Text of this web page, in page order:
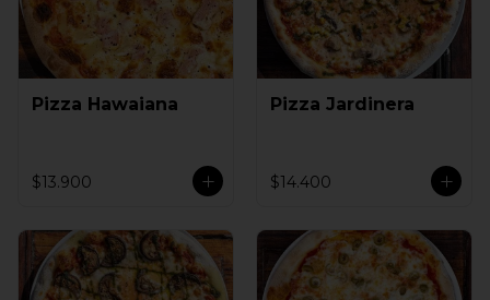
Pizza Hawaiana
$13.900
Pizza Jardinera
$14.400